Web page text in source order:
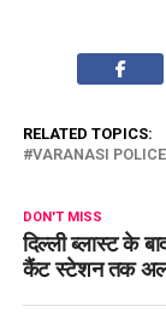
RELATED TOPICS:
VARANASI POLICE
DON'T MISS
दिल्ली ब्लास्ट के
कैंट स्टेशन तक